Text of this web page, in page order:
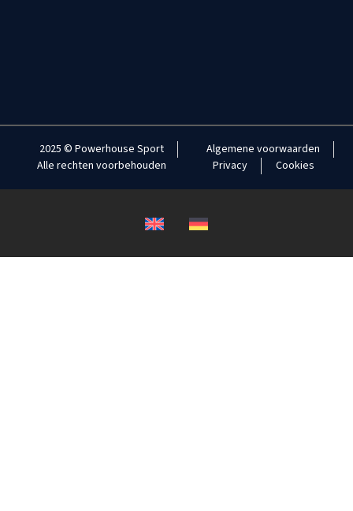
2025 © Powerhouse Sport
Alle rechten voorbehouden
Algemene voorwaarden
Privacy
Cookies